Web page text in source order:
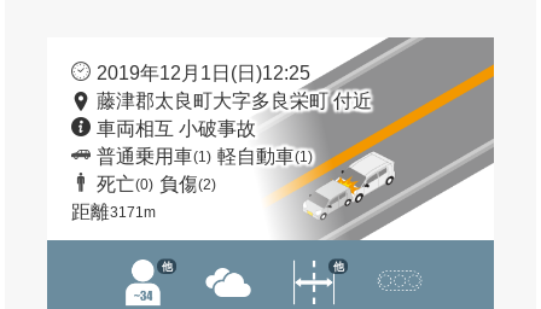
2019年12月1日(日)12:25
藤津郡太良町大字多良栄町 付近
車両相互 小破事故
普通乗用車(1) 軽自動車(1)
死亡(0) 負傷(2)
距離3171m
他 他